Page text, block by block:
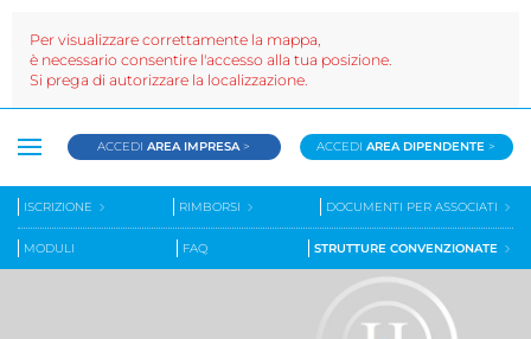
ACCEDIAREA IMPRESA > ACCEDIAREA DIPENDENTE >
ISCRIZIONE RIMBORSI DOCUMENTI PER ASSOCIATI
MODULI FAQ STRUTTURE CONVENZIONATE
Per visualizzare correttamente la mappa,
è necessario consentire l'accesso alla tua posizione.
Si prega di autorizzare la localizzazione.